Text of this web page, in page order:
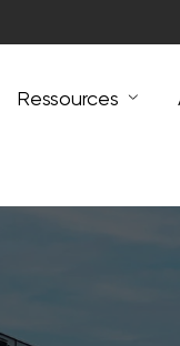
Ressources